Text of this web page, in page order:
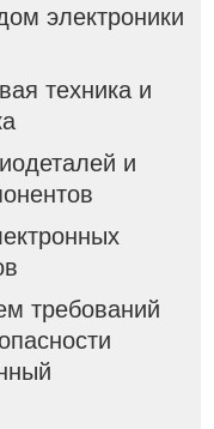
электроники
техника и
и
требований